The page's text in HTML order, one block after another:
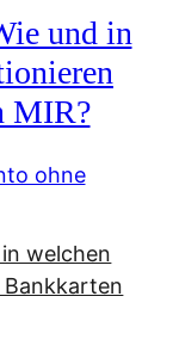
und in
MIR?
ohne